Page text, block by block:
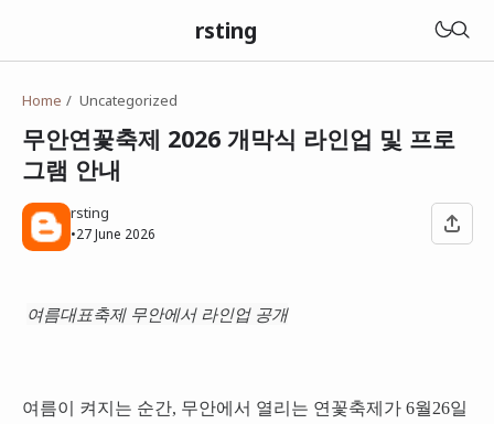
rsting
Home Uncategorized
무안연꽃축제 2026 개막식 라인업 및 프로
그램 안내
rsting
•27 June 2026
여름대표축제 무안에서 라인업 공개
여름이 켜지는 순간, 무안에서 열리는 연꽃축제가 6월26일